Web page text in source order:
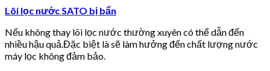
Lõi lọc nước SATO bị bẩn
Nếu không thay lõi lọc nước thường xuyên có thể dẫn đến
nhiều hậu quả.Đặc biệt là sẽ làm hưởng đến chất lượng nước
máy lọc không đảm bảo.